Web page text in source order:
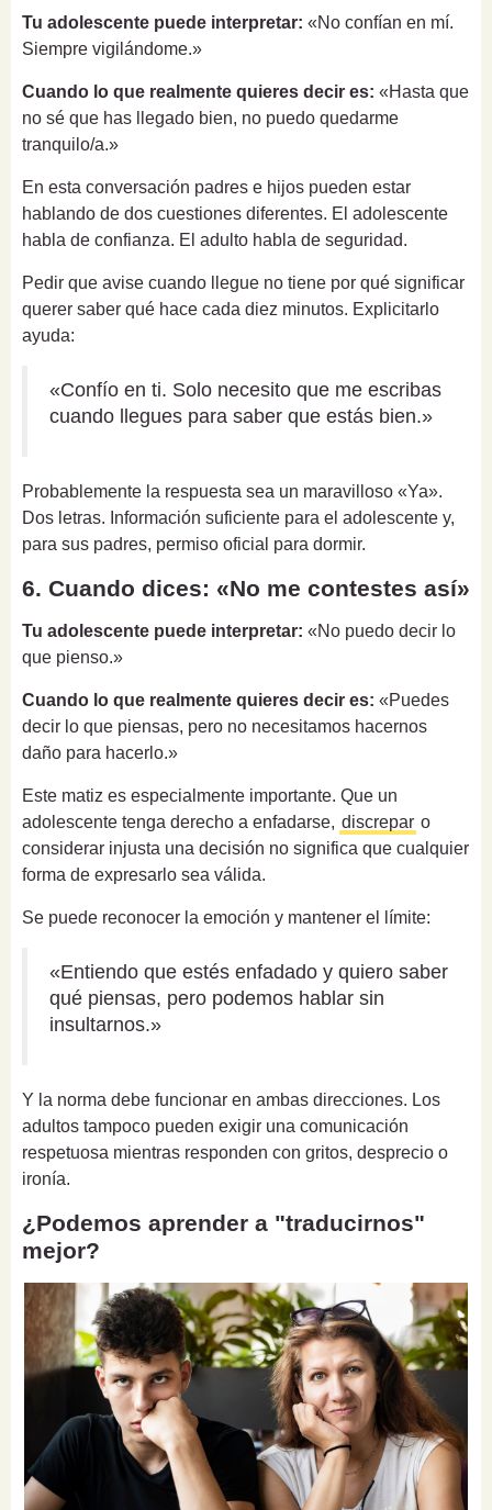
Tu adolescente puede interpretar: «No confían en mí.
Siempre vigilándome.»
Cuando lo que realmente quieres decir es: «Hasta que
no sé que has llegado bien, no puedo quedarme
tranquilo/a.»
En esta conversación padres e hijos pueden estar
hablando de dos cuestiones diferentes. El adolescente
habla de confianza. El adulto habla de seguridad.
Pedir que avise cuando llegue no tiene por qué significar
querer saber qué hace cada diez minutos. Explicitarlo
ayuda:
«Confío en ti. Solo necesito que me escribas
cuando llegues para saber que estás bien.»
Probablemente la respuesta sea un maravilloso «Ya».
Dos letras. Información suficiente para el adolescente y,
para sus padres, permiso oficial para dormir.
6. Cuando dices: «No me contestes así»
Tu adolescente puede interpretar: «No puedo decir lo
que pienso.»
Cuando lo que realmente quieres decir es: «Puedes
decir lo que piensas, pero no necesitamos hacernos
daño para hacerlo.»
Este matiz es especialmente importante. Que un
adolescente tenga derecho a enfadarse, discrepar o
considerar injusta una decisión no significa que cualquier
forma de expresarlo sea válida.
Se puede reconocer la emoción y mantener el límite:
«Entiendo que estés enfadado y quiero saber
qué piensas, pero podemos hablar sin
insultarnos.»
Y la norma debe funcionar en ambas direcciones. Los
adultos tampoco pueden exigir una comunicación
respetuosa mientras responden con gritos, desprecio o
ironía.
¿Podemos aprender a "traducirnos"
mejor?